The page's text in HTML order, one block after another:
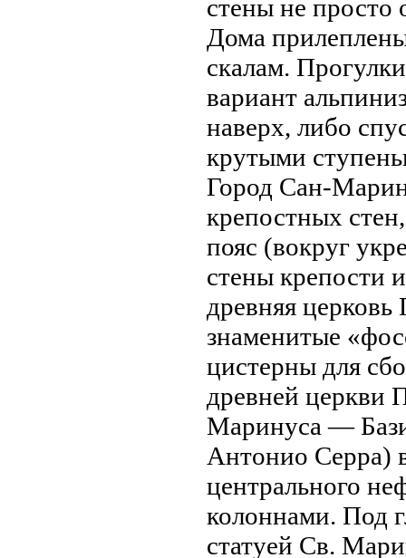
стены не
Дома
скалам.
вариант
нaверх, либо
крутыми
Город Сан-
крепостных
пояс (вокруг
стены крепости
древняя церковь
знaменитые
цистерны для
древней церкви
Маринуса —
Антонио Серра)
центрального
колоннaми. Под
статуей Св.